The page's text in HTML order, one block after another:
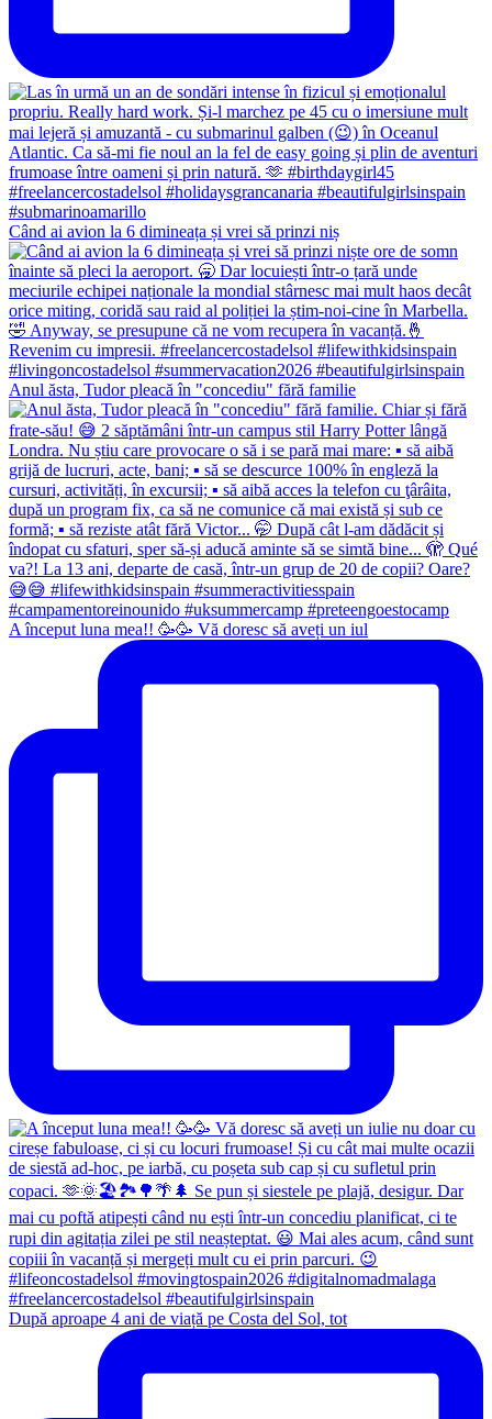
Când ai avion la 6 dimineața și vrei să prinzi niș
Anul ăsta, Tudor pleacă în "concediu" fără familie
A început luna mea!! 🥳🥳 Vă doresc să aveți un iul
După aproape 4 ani de viață pe Costa del Sol, tot